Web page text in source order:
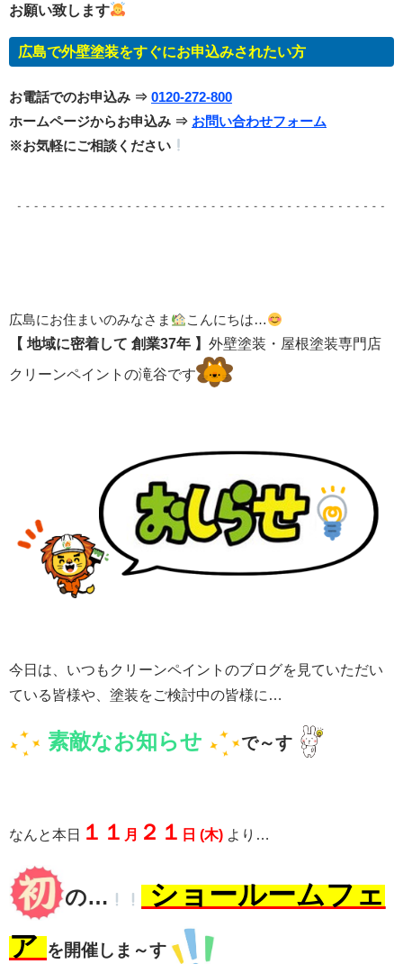
お願い致します
広島で外壁塗装をすぐにお申込みされたい方
お電話でのお申込み ⇒ 0120-272-800
ホームページからお申込み ⇒ お問い合わせフォーム
※お気軽にご相談ください
広島にお住まいのみなさま
こんにちは…
【 地域に密着して 創業37年 】 外壁塗装・屋根塗装専門店
クリーンペイントの滝谷です
今日は、いつもクリーンペイントのブログを見ていただい
ている皆様や、塗装をご検討中の皆様に…
素敵なお知らせ で～す
なんと本日 １１ 月 ２１ 日 (木) より…
の…
ショールームフェ
アを開催しま～す